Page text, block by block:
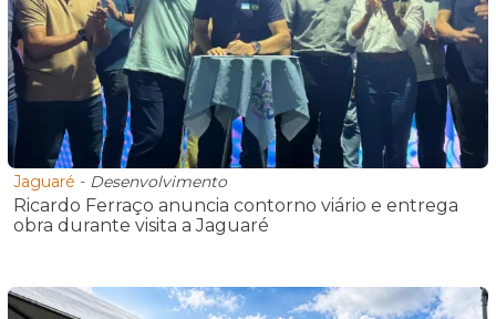
Jaguaré - Desenvolvimento
Ricardo Ferraço anuncia contorno viário e entrega
obra durante visita a Jaguaré